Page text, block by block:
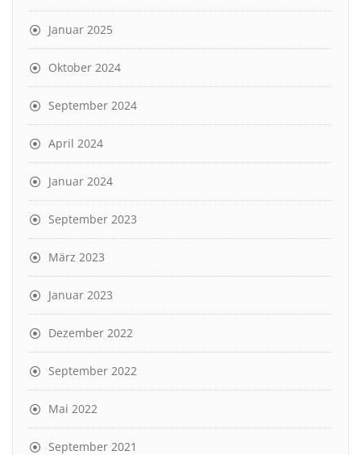
Januar 2025
Oktober 2024
September 2024
April 2024
Januar 2024
September 2023
März 2023
Januar 2023
Dezember 2022
September 2022
Mai 2022
September 2021